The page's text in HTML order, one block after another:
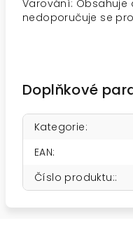
Varování:
nedoporučuje se
Doplňkové
Kategorie:
EAN:
Číslo produktu::